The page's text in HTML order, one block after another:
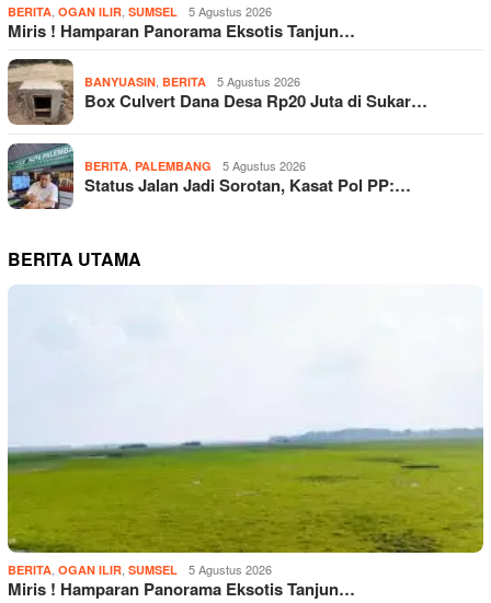
BERITA OGAN ILIR SUMSEL 5 Agustus 2026
Miris ! Hamparan Panorama Eksotis Tanjun…
BANYUASIN BERITA 5 Agustus 2026
Box Culvert Dana Desa Rp20 Juta di Sukar…
BERITA PALEMBANG 5 Agustus 2026
Status Jalan Jadi Sorotan, Kasat Pol PP:…
BERITA UTAMA
BERITA, OGAN ILIR, SUMSEL 5 Agustus 2026
Miris ! Hamparan Panorama Eksotis Tanjun…